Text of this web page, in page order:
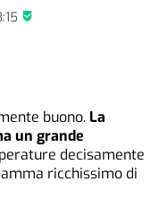
buono. La
un grande
decisamente
ricchissimo di